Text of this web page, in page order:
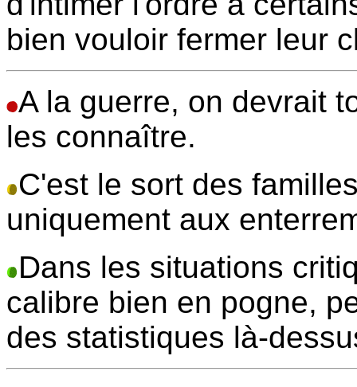
bien vouloir fermer leur
A la guerre, on devrait
les connaître.
C'est le sort des
uniquement aux
Dans les situations
calibre bien en pogne,
des statistiques là-